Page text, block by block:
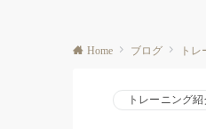
Home ブログ ト
トレーニング